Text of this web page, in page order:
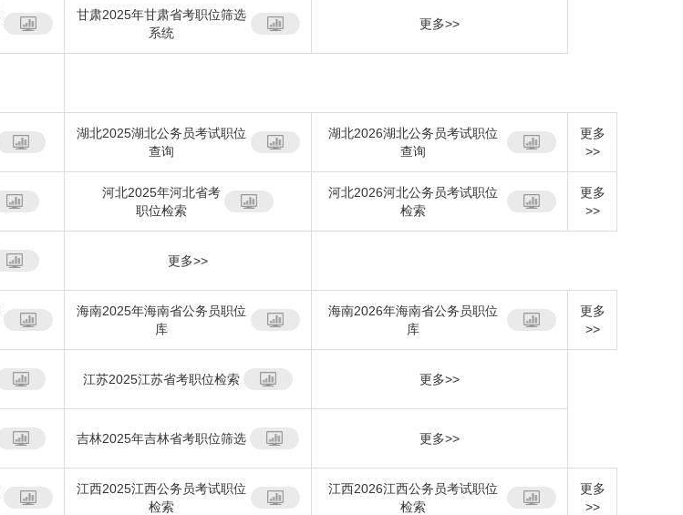
甘肃2025年甘肃省考职位筛选
系统
更多>>
湖北2025湖北公务员考试职位
查询
湖北2026湖北公务员考试职位
查询
更多
>>
河北2025年河北省考
职位检索
河北2026河北公务员考试职位
检索
更多
>>
更多>>
海南2025年海南省公务员职位
库
海南2026年海南省公务员职位
库
更多
>>
江苏2025江苏省考职位检索 更多>>
吉林2025年吉林省考职位筛选 更多>>
江西2025江西公务员考试职位
检索
江西2026江西公务员考试职位
检索
更多
>>